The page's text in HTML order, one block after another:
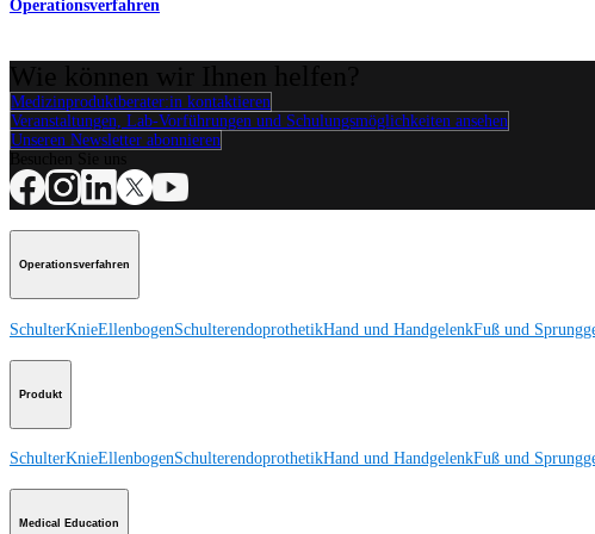
Operationsverfahren
Medizinproduktberater:in kontaktieren
Veranstaltungen, Lab-Vorführungen und Schulungsmöglichkeiten ansehen
Unseren Newsletter abonnieren
Operationsverfahren
SchulterKnieEllenbogenSchulterendoprothetikHand und HandgelenkFuß und
Produkt
SchulterKnieEllenbogenSchulterendoprothetikHand und HandgelenkFuß und
Medical Education